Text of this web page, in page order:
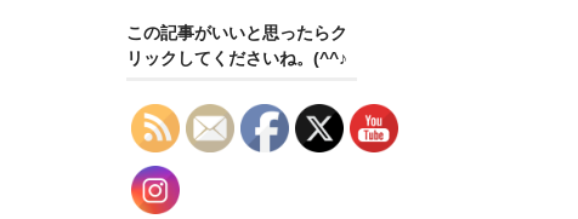
この記事がいいと思ったらク
リックしてくださいね。(^^♪